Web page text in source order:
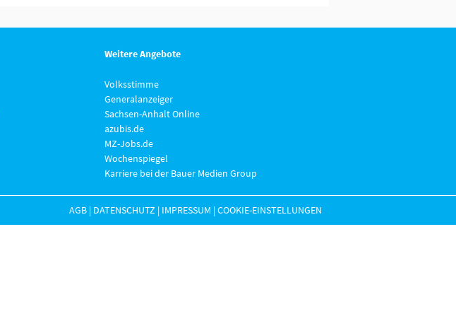
Weitere Angebote
Volksstimme
Generalanzeiger
Sachsen-Anhalt Online
azubis.de
MZ-Jobs.de
Wochenspiegel
Karriere bei der Bauer Medien Group
AGB | DATENSCHUTZ | IMPRESSUM |COOKIE-EINSTELLUNGEN